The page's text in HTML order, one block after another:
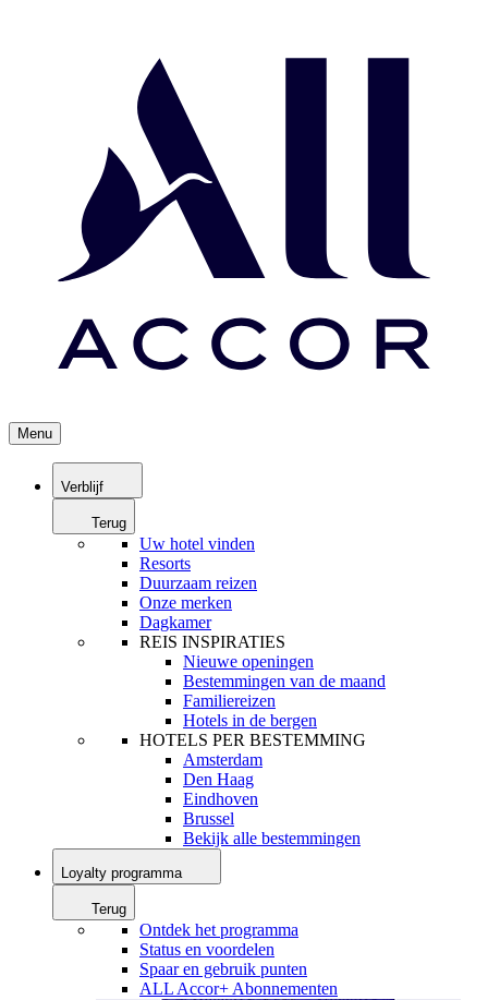
Menu
Verblijf
Terug
Uw hotel vinden
Resorts
Duurzaam reizen
Onze merken
Dagkamer
REIS INSPIRATIES
Nieuwe openingen
Bestemmingen van de maand
Familiereizen
Hotels in de bergen
HOTELS PER BESTEMMING
Amsterdam
Den Haag
Eindhoven
Brussel
Bekijk alle bestemmingen
Loyalty programma
Terug
Ontdek het programma
Status en voordelen
Spaar en gebruik punten
ALL Accor+ Abonnementen